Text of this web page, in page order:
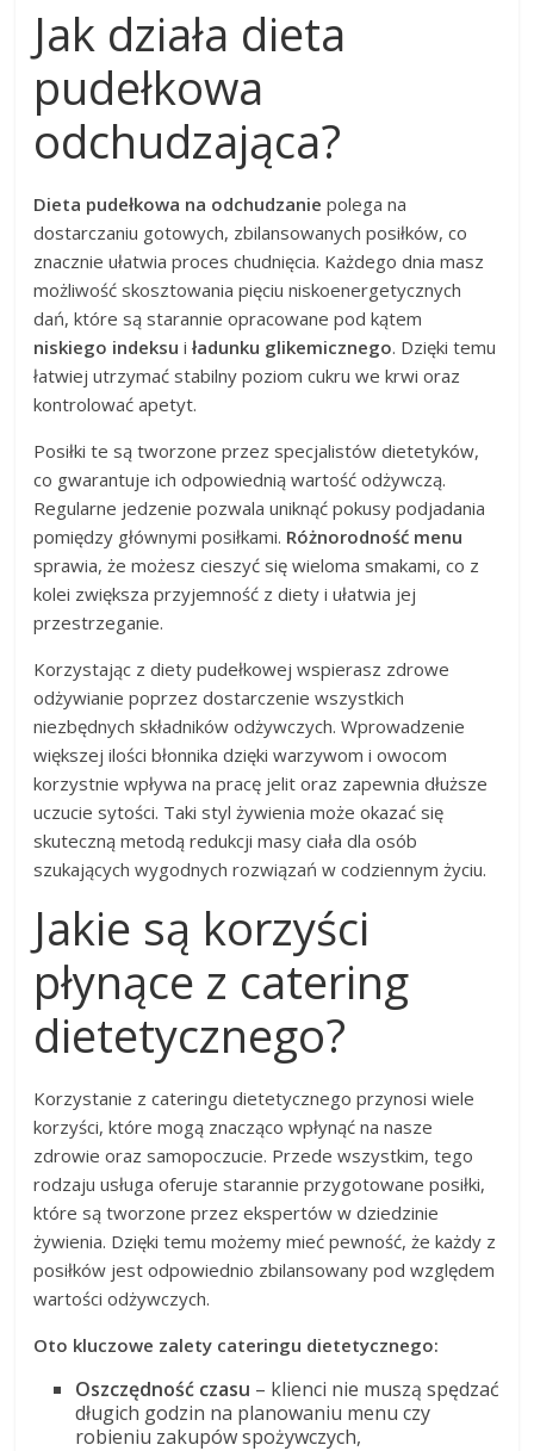
Jak działa dieta
pudełkowa
odchudzająca?
Dieta pudełkowa na odchudzanie polega na
dostarczaniu gotowych, zbilansowanych posiłków, co
znacznie ułatwia proces chudnięcia. Każdego dnia masz
możliwość skosztowania pięciu niskoenergetycznych
dań, które są starannie opracowane pod kątem
niskiego indeksu iładunku glikemicznego. Dzięki temu
łatwiej utrzymać stabilny poziom cukru we krwi oraz
kontrolować apetyt.
Posiłki te są tworzone przez specjalistów dietetyków,
co gwarantuje ich odpowiednią wartość odżywczą.
Regularne jedzenie pozwala uniknąć pokusy podjadania
pomiędzy głównymi posiłkami. Różnorodność menu
sprawia, że możesz cieszyć się wieloma smakami, co z
kolei zwiększa przyjemność z diety i ułatwia jej
przestrzeganie.
Korzystając z diety pudełkowej wspierasz zdrowe
odżywianie poprzez dostarczenie wszystkich
niezbędnych składników odżywczych. Wprowadzenie
większej ilości błonnika dzięki warzywom i owocom
korzystnie wpływa na pracę jelit oraz zapewnia dłuższe
uczucie sytości. Taki styl żywienia może okazać się
skuteczną metodą redukcji masy ciała dla osób
szukających wygodnych rozwiązań w codziennym życiu.
Jakie są korzyści
płynące z catering
dietetycznego?
Korzystanie z cateringu dietetycznego przynosi wiele
korzyści, które mogą znacząco wpłynąć na nasze
zdrowie oraz samopoczucie. Przede wszystkim, tego
rodzaju usługa oferuje starannie przygotowane posiłki,
które są tworzone przez ekspertów w dziedzinie
żywienia. Dzięki temu możemy mieć pewność, że każdy z
posiłków jest odpowiednio zbilansowany pod względem
wartości odżywczych.
Oto kluczowe zalety cateringu dietetycznego:
Oszczędność czasu – klienci nie muszą spędzać
długich godzin na planowaniu menu czy
robieniu zakupów spożywczych,